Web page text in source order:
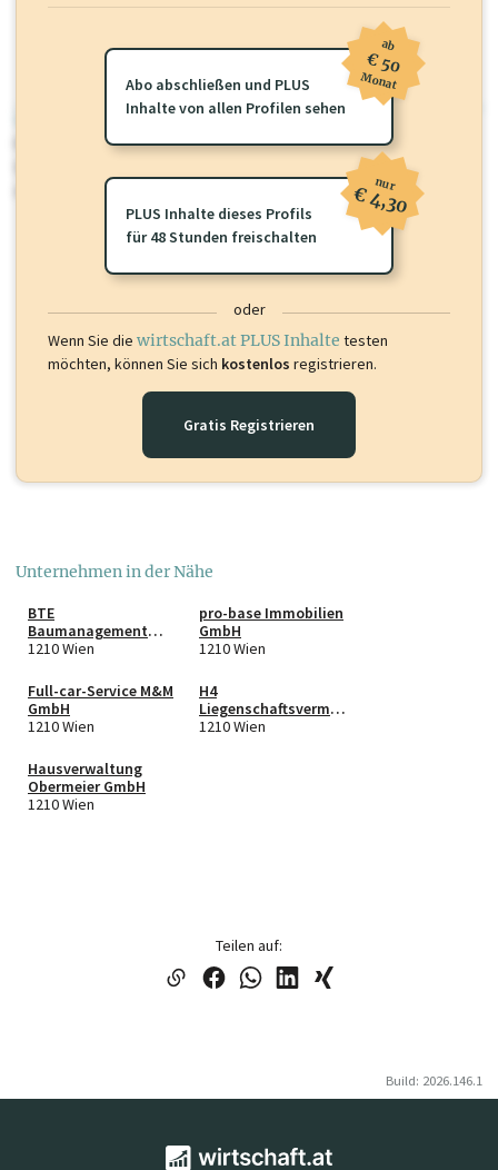
wirtschaft.at PLUS
Für dieses Profil gibt es zusätzlichewirtschaft.at PLUS Inhalte
Sie momentan nicht einsehen können. Schalten Sie dieses Profil frei
oder loggen Sie sich ein um diese Inhalte zu sehen.
Abo abschließen und PLUS
Inhalte von allen Profilen sehen
ab
€ 50
Monat
PLUS Inhalte dieses Profils
für 48 Stunden freischalten
nur
€ 4,30
oder
Wenn Sie die wirtschaft.at PLUS Inhalte testen
möchten, können Sie sich kostenlos registrieren.
Gratis Registrieren
Unternehmen in der Nähe
BTE
Baumanagement
GmbH
1210 Wien
pro-base Immobilien
GmbH
1210 Wien
Full-car-Service M&M
GmbH
1210 Wien
H4
Liegenschaftsvermie
tung OG
1210 Wien
Hausverwaltung
Obermeier GmbH
1210 Wien
Teilen auf:
Build: 2026.146.1